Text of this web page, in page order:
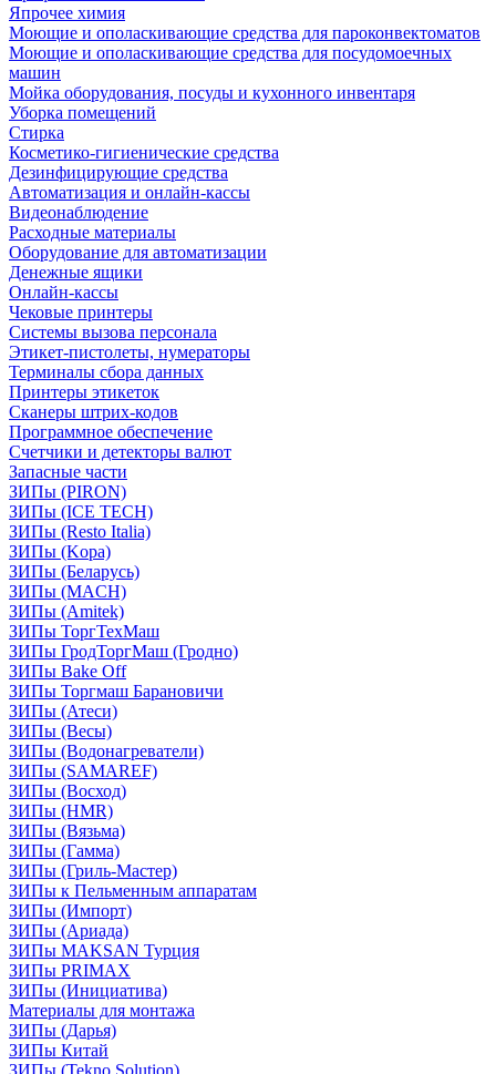
Япрочее химия
Моющие и ополаскивающие средства для пароконвектоматов
Моющие и ополаскивающие средства для посудомоечных
машин
Мойка оборудования, посуды и кухонного инвентаря
Уборка помещений
Стирка
Косметико-гигиенические средства
Дезинфицирующие средства
Автоматизация и онлайн-кассы
Видеонаблюдение
Расходные материалы
Оборудование для автоматизации
Денежные ящики
Онлайн-кассы
Чековые принтеры
Системы вызова персонала
Этикет-пистолеты, нумераторы
Терминалы сбора данных
Принтеры этикеток
Сканеры штрих-кодов
Программное обеспечение
Счетчики и детекторы валют
Запасные части
ЗИПы (PIRON)
ЗИПы (ICE TECH)
ЗИПы (Resto Italia)
ЗИПы (Kopa)
ЗИПы (Беларусь)
ЗИПы (MACH)
ЗИПы (Amitek)
ЗИПы ТоргТехМаш
ЗИПы ГродТоргМаш (Гродно)
ЗИПы Bake Off
ЗИПы Торгмаш Барановичи
ЗИПы (Атеси)
ЗИПы (Весы)
ЗИПы (Водонагреватели)
ЗИПы (SAMAREF)
ЗИПы (Восход)
ЗИПы (HMR)
ЗИПы (Вязьма)
ЗИПы (Гамма)
ЗИПы (Гриль-Мастер)
ЗИПы к Пельменным аппаратам
ЗИПы (Импорт)
ЗИПы (Ариада)
ЗИПы MAKSAN Турция
ЗИПы PRIMAX
ЗИПы (Инициатива)
Материалы для монтажа
ЗИПы (Дарья)
ЗИПы Китай
ЗИПы (Tekno Solution)